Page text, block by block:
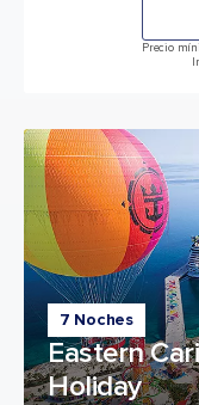
Precio
7 Noches
Eastern
Holiday